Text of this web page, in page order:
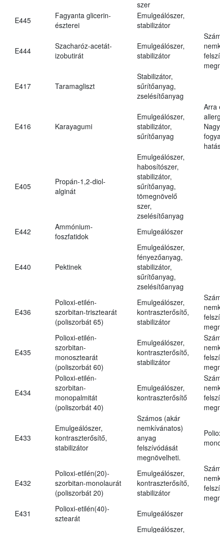
szer
E445
Fagyanta glicerin-
észterei
Emulgeálószer,
stabilizátor
E444
Szacharóz-acetát-
izobutirát
Emulgeálószer,
stabilizátor
E417 Taramagliszt
Stabilizátor,
sűrítőanyag,
zselésítőanyag
E416 Karayagumi
Emulgeálószer,
stabilizátor,
sűrítőanyag
Arra
E405
Propán-1,2-diol-
alginát
Emulgeálószer,
habosítószer,
stabilizátor,
sűrítőanyag,
tömegnövelő
szer,
zselésítőanyag
E442
Ammónium-
foszfatidok
Emulgeálószer
E440 Pektinek
Emulgeálószer,
fényezőanyag,
stabilizátor,
sűrítőanyag,
zselésítőanyag
E436
Polioxi-etilén-
szorbitan-trisztearát
(poliszorbát 65)
Emulgeálószer,
kontraszterősítő,
stabilizátor
E435
Polioxi-etilén-
szorbitan-
monosztearát
(poliszorbát 60)
Emulgeálószer,
kontraszterősítő,
stabilizátor
E434
Polioxi-etilén-
szorbitan-
monopalmitát
(poliszorbát 40)
Emulgeálószer,
kontraszterősítő
E433
Emulgeálószer,
kontraszterősítő,
stabilizátor
Számos (akár
nemkívánatos)
anyag
felszívódását
megnövelheti.
E432
Polioxi-etilén(20)-
szorbitan-monolaurát
(poliszorbát 20)
Emulgeálószer,
kontraszterősítő,
stabilizátor
E431
Polioxi-etilén(40)-
sztearát
Emulgeálószer
Emulgeálószer,